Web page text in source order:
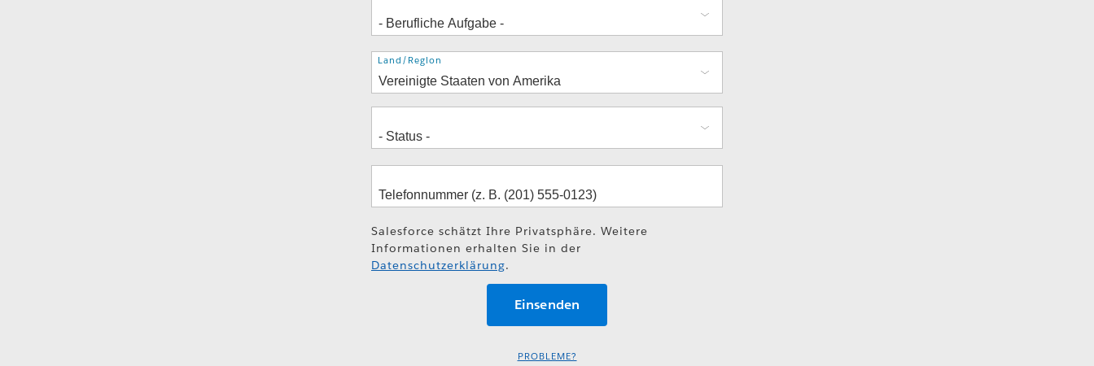
Adresse
Land/Region
Salesforce schätzt Ihre Privatsphäre. Weitere
Informationen erhalten Sie in der
Datenschutzerklärung.
PROBLEME?